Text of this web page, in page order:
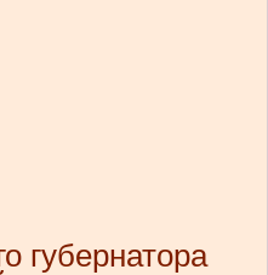
губернатора